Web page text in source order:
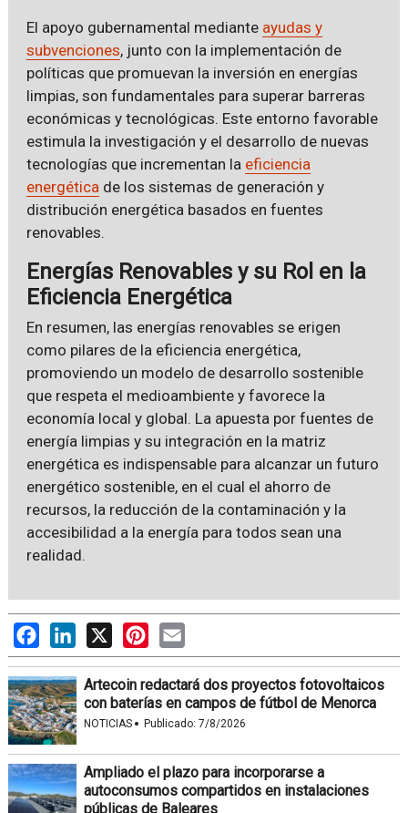
El apoyo gubernamental mediante ayudas y
subvenciones, junto con la implementación de
políticas que promuevan la inversión en energías
limpias, son fundamentales para superar barreras
económicas y tecnológicas. Este entorno favorable
estimula la investigación y el desarrollo de nuevas
tecnologías que incrementan la eficiencia
energética de los sistemas de generación y
distribución energética basados en fuentes
renovables.
Energías Renovables y su Rol en la
Eficiencia Energética
En resumen, las energías renovables se erigen
como pilares de la eficiencia energética,
promoviendo un modelo de desarrollo sostenible
que respeta el medioambiente y favorece la
economía local y global. La apuesta por fuentes de
energía limpias y su integración en la matriz
energética es indispensable para alcanzar un futuro
energético sostenible, en el cual el ahorro de
recursos, la reducción de la contaminación y la
accesibilidad a la energía para todos sean una
realidad.
FacebookLinkedIn
X PinterestEmail
Artecoin redactará dos proyectos fotovoltaicos
con baterías en campos de fútbol de Menorca
NOTICIAS · Publicado: 7/8/2026
Ampliado el plazo para incorporarse a
autoconsumos compartidos en instalaciones
públicas de Baleares